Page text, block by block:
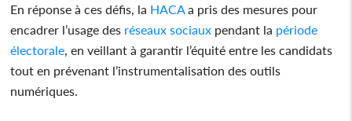
En réponse à ces défis, la HACA a pris des mesures pour
encadrer l’usage des réseaux sociaux pendant la période
électorale , en veillant à garantir l’équité entre les candidats
tout en prévenant l’instrumentalisation des outils
numériques.